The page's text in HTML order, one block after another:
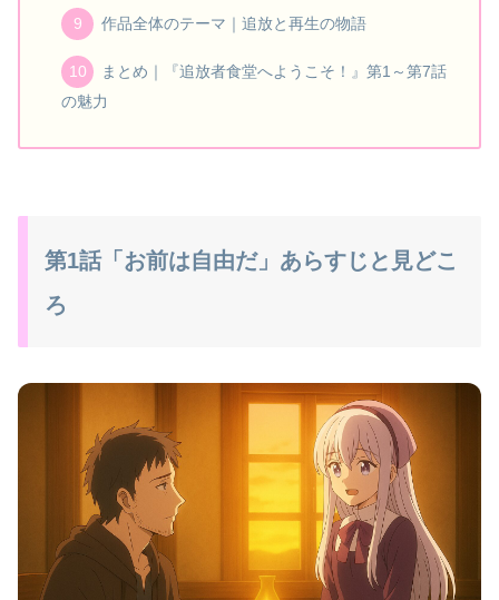
作品全体のテーマ｜追放と再生の物語
まとめ｜『追放者食堂へようこそ！』第1～第7話
の魅力
第1話「お前は自由だ」あらすじと見どこ
ろ